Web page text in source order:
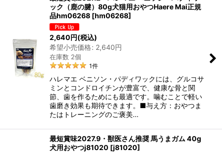
ック（鹿の腱）80g犬猫用おやつHaere Mai正規
品hm06268 [hm06268]
2,640円(税込)
希望小売価格: 2,640円
在庫数 2個
1件
ハレマエ ベニソン・パディワックには、グルコサ
ミンとコンドロイチンが豊富で、健康な骨と関
節、歯を作るためにも最適です。噛むことで軽い
歯磨き効果も期待できます。■与え方：おやつま
たはトレーニングのご褒美…
最短賞味2027.9・獣医さん推奨 馬うまガム 40g
犬用おやつj81020 [j81020]